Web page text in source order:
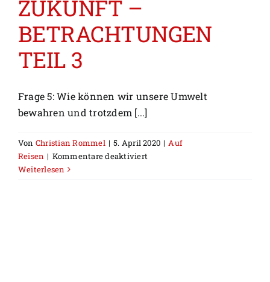
ZUKUNFT –
BETRACHTUNGEN
TEIL 3
Frage 5: Wie können wir unsere Umwelt
bewahren und trotzdem [...]
Von Christian Rommel | 5. April 2020 | Auf
Reisen | Kommentare deaktiviertfür
Weiterlesen